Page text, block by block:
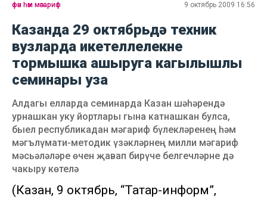
фән һәм мәгариф 9 октябрь 2009 16:56
Казанда 29 октябрьдә техник
вузларда икетеллелекне
тормышка ашыруга кагылышлы
семинары уза
Алдагы елларда семинарда Казан шәһәрендә
урнашкан уку йортлары гына катнашкан булса,
быел республикадан мәгариф бүлекләренең һәм
мәгълүмати-методик үзәкләрнең милли мәгариф
мәсьәләләре өчен җавап бирүче белгечләрне дә
чакыру көтелә
(Казан, 9 октябрь, “Татар-информ”,